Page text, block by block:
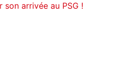
arrivée au PSG !